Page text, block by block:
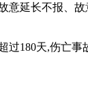
意延长不报、
180天,伤亡事